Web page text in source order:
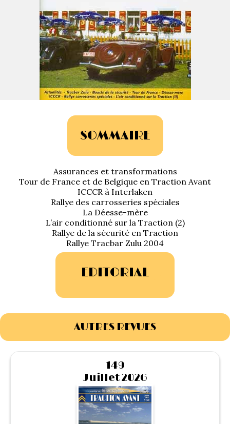
Notre local
La Boutique
Les pièces
Liens
Les salons
La traction
La Traction des
membres
Présentation 11
Présentation 15 six
Evolution 7 et 11 -
1934/1941
1945/1952
Evolution 11 –
La 15/6 D –
1947/1955
La 15/6 H –
1954/1956
SOMMAIRE
Assurances et transformations
Tour de France et de Belgique en Traction Avant
ICCCR à Interlaken
Rallye des carrosseries spéciales
La Déesse-mère
L’air conditionné sur la Traction (2)
Rallye de la sécurité en Traction
Rallye Tracbar Zulu 2004
EDITORIAL
AUTRES REVUES
149
Juillet 2026